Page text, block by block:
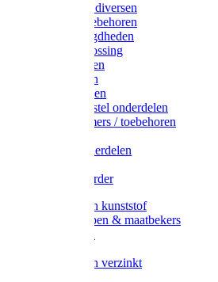
Koe / Stier diversen
Melkers toebehoren
Stalbenodigdheden
Kalververlossing
Stierenringen
Onthoornen
Kalverflessen
Koerugborstel onderdelen
Kalveremmers / toebehoren
Koelift onderdelen
Uieronthaarder
Voerbakken kunststof
Voerscheppen & maatbekers
Voerbakken verzinkt